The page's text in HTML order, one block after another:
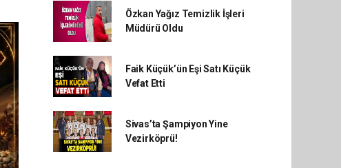
Özkan Yağız Temizlik İşleri
Müdürü Oldu
Faik Küçük’ün Eşi Satı Küçük
Vefat Etti
Sivas’ta Şampiyon Yine
Vezirköprü!